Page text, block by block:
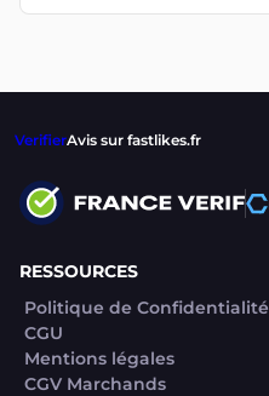
VerifierAvis sur fastlikes.fr
RESSOURCES
Politique de Confidentialité
CGU
Mentions légales
CGV Marchands